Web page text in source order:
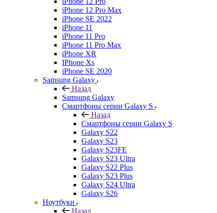
iPhone 12 Pro Max
iPhone SE 2022
iPhone 11
iPhone 11 Pro
iPhone 11 Pro Max
iPhone XR
IPhone Xs
iPhone SE 2020
Samsung Galaxy
Назад
Samsung Galaxy
Смартфоны серии Galaxy S
Назад
Смартфоны серии Galaxy S
Galaxy S22
Galaxy S23
Galaxy S23FE
Galaxy S23 Ultra
Galaxy S22 Plus
Galaxy S23 Plus
Galaxy S24 Ultra
Galaxy S26
Ноутбуки
Назад